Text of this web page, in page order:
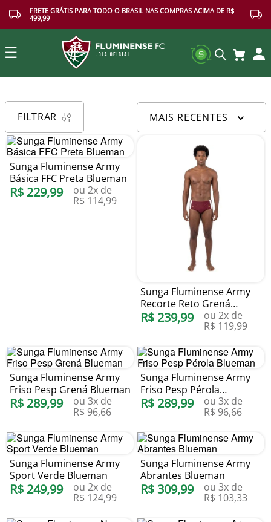
FRETE GRÁTIS PARA TODO O BRASIL NAS COMPRAS ACIMA DE R$
499,99
☰
FILTRAR MAIS RECENTES
Sunga Fluminense Army
Básica FFC Preta Blueman
R$ 229,99 ou 2x de
R$ 114,99
Sunga Fluminense Army
Recorte Reto Grená
Blueman
R$ 239,99 ou 2x de
R$ 119,99
Sunga Fluminense Army
Friso Pesp Grená Blueman
R$ 289,99 ou 3x de
R$ 96,66
Sunga Fluminense Army
Friso Pesp Pérola
Blueman
R$ 289,99 ou 3x de
R$ 96,66
Sunga Fluminense Army
Sport Verde Blueman
R$ 249,99 ou 2x de
R$ 124,99
Sunga Fluminense Army
Abrantes Blueman
R$ 309,99 ou 3x de
R$ 103,33